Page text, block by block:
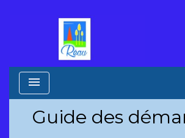
menu
Guide des